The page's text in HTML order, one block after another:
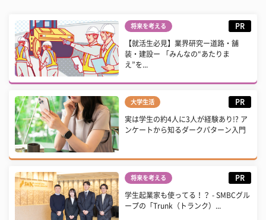
将来を考える PR
【就活生必見】業界研究ー道路・舗
装・建設ー 「みんなの“あたりま
え”を...
大学生活 PR
実は学生の約4人に3人が経験あり!? ア
ンケートから知るダークパターン入門
将来を考える PR
学生起業家も使ってる！？ - SMBCグル
ープの「Trunk（トランク）...